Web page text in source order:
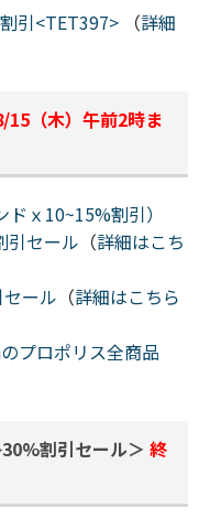
引<TET397> （詳細
15（木）午前2時ま
ｘ10~15%割引）
引セール （詳細はこち
ール （詳細はこちら
プロポリス全商品
割引セール＞ 終